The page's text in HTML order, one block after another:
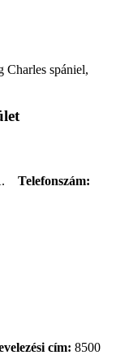
Charles spániel,
Telefonszám:
cím: 8500